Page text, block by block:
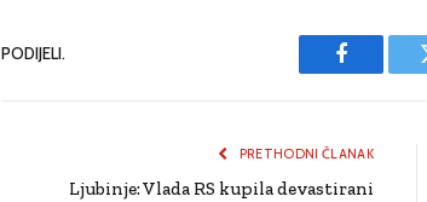
PODIJELI.
Facebook
PRETHODNI ČLANAK
Ljubinje: Vlada RS kupila devastirani